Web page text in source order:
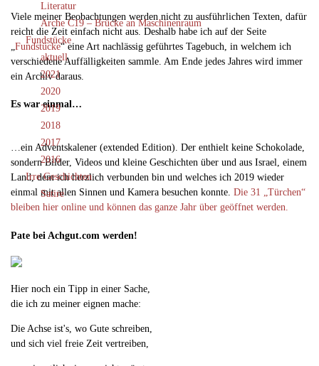
Literatur
Arche C19 – Brücke an Maschinenraum
Fundstücke
aktuell
2021
2020
2019
2018
2017
2016
Irre Geschichten
Satire
Viele meiner Beobachtungen werden nicht zu ausführlichen Texten, dafür
reicht die Zeit einfach nicht aus. Deshalb habe ich auf der Seite
Fundstücke“ eine Art nachlässig geführtes Tagebuch, in welchem ich
verschiedene Auffälligkeiten sammle. Am Ende jedes Jahres wird immer
ein Archiv daraus.
Es war einmal…
…ein Adventskalener (extended Edition). Der enthielt keine Schokolade,
sondern Bilder, Videos und kleine Geschichten über und aus Israel, einem
Land, dem ich herzlich verbunden bin und welches ich 2019 wieder
einmal mit allen Sinnen und Kamera besuchen konnte. Die 31 „Türchen“
bleiben hier online und können das ganze Jahr über geöffnet werden.
Pate bei Achgut.com werden!
Hier noch ein Tipp in einer Sache,
die ich zu meiner eignen mache:
Die Achse ist's, wo Gute schreiben,
und sich viel freie Zeit vertreiben,